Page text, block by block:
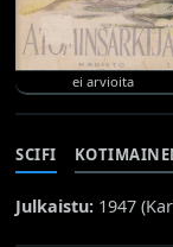
ei arvioita
SCIFI
Julkaistu: 1947 (